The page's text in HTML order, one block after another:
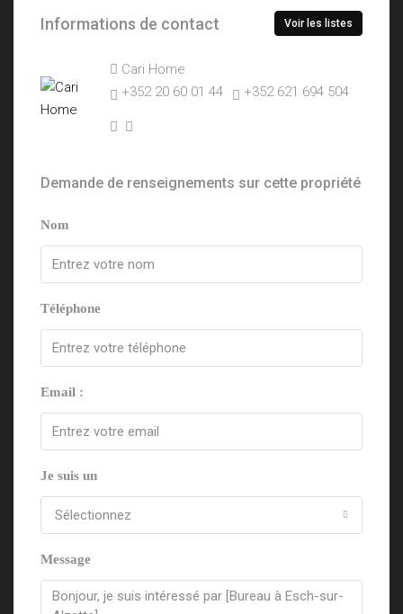
Informations de contact Voir les listes
Cari Home
+352 20 60 01 44
+352 621 694 504
Demande de renseignements sur cette propriété
Nom
Téléphone
Email :
Je suis un
Sélectionnez
Message